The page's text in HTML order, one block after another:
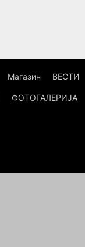
Магазин ВЕСТИ
ФОТОГАЛЕРИЈА